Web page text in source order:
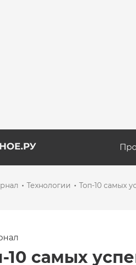
Технологии Топ-10 самых
10 самых